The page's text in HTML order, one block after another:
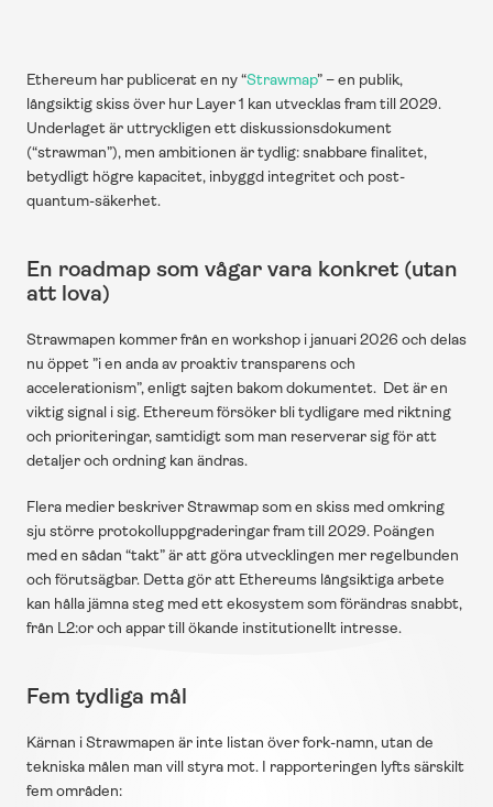
Ethereum har publicerat en ny “Strawmap” – en publik,
långsiktig skiss över hur Layer 1 kan utvecklas fram till 2029.
Underlaget är uttryckligen ett diskussionsdokument
(“strawman”), men ambitionen är tydlig: snabbare finalitet,
betydligt högre kapacitet, inbyggd integritet och post-
quantum-säkerhet.
En roadmap som vågar vara konkret (utan
att lova)
Strawmapen kommer från en workshop i januari 2026 och delas
nu öppet ”i en anda av proaktiv transparens och
accelerationism”, enligt sajten bakom dokumentet.  Det är en
viktig signal i sig. Ethereum försöker bli tydligare med riktning
och prioriteringar, samtidigt som man reserverar sig för att
detaljer och ordning kan ändras.
Flera medier beskriver Strawmap som en skiss med omkring
sju större protokolluppgraderingar fram till 2029. Poängen
med en sådan “takt” är att göra utvecklingen mer regelbunden
och förutsägbar. Detta gör att Ethereums långsiktiga arbete
kan hålla jämna steg med ett ekosystem som förändras snabbt,
från L2:or och appar till ökande institutionellt intresse.
Fem tydliga mål
Kärnan i Strawmapen är inte listan över fork-namn, utan de
tekniska målen man vill styra mot. I rapporteringen lyfts särskilt
fem områden: